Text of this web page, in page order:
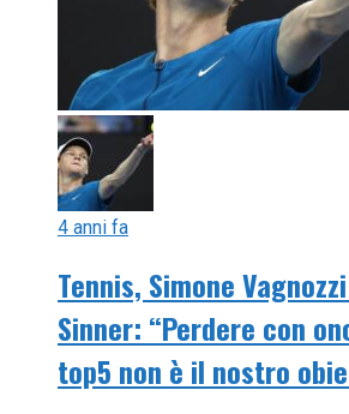
4 anni fa
Tennis, Simone
Sinner: “Perdere con
top5 non è il nostro